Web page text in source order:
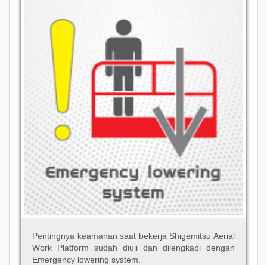
Pentingnya keamanan saat bekerja Shigemitsu Aerial
Work Platform sudah diuji dan dilengkapi dengan
Emergency lowering system.